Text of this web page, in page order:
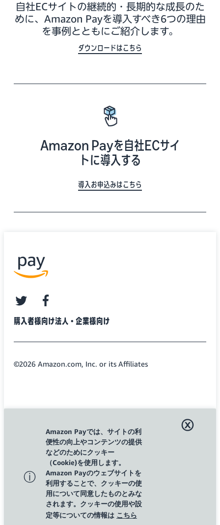
自社ECサイトの継続的・長期的な成長のた
めに、Amazon Payを導入すべき6つの理由
を事例とともにご紹介します。
ダウンロードはこちら
Amazon Payを自社ECサイ
トに導入する
導入お申込みはこちら
購入者様向け法人・企業様向け
twitterfacebook
©2026 Amazon.com, Inc. or its Affiliates
ⓘ
Amazon Payでは、サイトの利
便性の向上やコンテンツの提供
などのためにクッキー
（Cookie)を使用します。
Amazon Payのウェブサイトを
利用することで、クッキーの使
用について同意したものとみな
されます。クッキーの使用や設
定等についての情報は こちら
ⓧ